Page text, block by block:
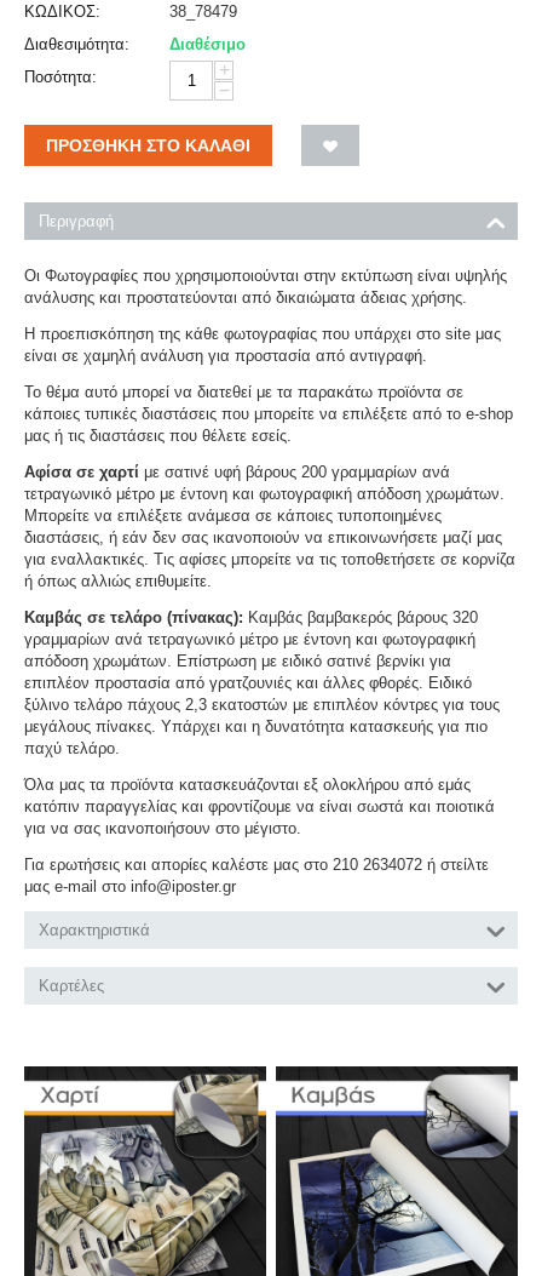
ΚΩΔΙΚΟΣ:
38_78479
Διαθεσιμότητα:
Διαθέσιμο
Ποσότητα:
+
−
ΠΡΟΣΘΉΚΗ ΣΤΟ ΚΑΛΆΘΙ
Περιγραφή
Οι Φωτογραφίες που χρησιμοποιούνται στην εκτύπωση είναι υψηλής
ανάλυσης και προστατεύονται από δικαιώματα άδειας χρήσης.
Η προεπισκόπηση της κάθε φωτογραφίας που υπάρχει στο site μας
είναι σε χαμηλή ανάλυση για προστασία από αντιγραφή.
Το θέμα αυτό μπορεί να διατεθεί με τα παρακάτω προϊόντα σε
κάποιες τυπικές διαστάσεις που μπορείτε να επιλέξετε από το e-shop
μας ή τις διαστάσεις που θέλετε εσείς.
Αφίσα σε χαρτί με σατινέ υφή βάρους 200 γραμμαρίων ανά
τετραγωνικό μέτρο με έντονη και φωτογραφική απόδοση χρωμάτων.
Μπορείτε να επιλέξετε ανάμεσα σε κάποιες τυποποιημένες
διαστάσεις, ή εάν δεν σας ικανοποιούν να επικοινωνήσετε μαζί μας
για εναλλακτικές. Τις αφίσες μπορείτε να τις τοποθετήσετε σε κορνίζα
ή όπως αλλιώς επιθυμείτε.
Καμβάς σε τελάρο (πίνακας): Καμβάς βαμβακερός βάρους 320
γραμμαρίων ανά τετραγωνικό μέτρο με έντονη και φωτογραφική
απόδοση χρωμάτων. Επίστρωση με ειδικό σατινέ βερνίκι για
επιπλέον προστασία από γρατζουνιές και άλλες φθορές. Ειδικό
ξύλινο τελάρο πάχους 2,3 εκατοστών με επιπλέον κόντρες για τους
μεγάλους πίνακες. Υπάρχει και η δυνατότητα κατασκευής για πιο
παχύ τελάρο.
Όλα μας τα προϊόντα κατασκευάζονται εξ ολοκλήρου από εμάς
κατόπιν παραγγελίας και φροντίζουμε να είναι σωστά και ποιοτικά
για να σας ικανοποιήσουν στο μέγιστο.
Για ερωτήσεις και απορίες καλέστε μας στο 210 2634072 ή στείλτε
μας e-mail στο info@iposter.gr
Χαρακτηριστικά
Καρτέλες